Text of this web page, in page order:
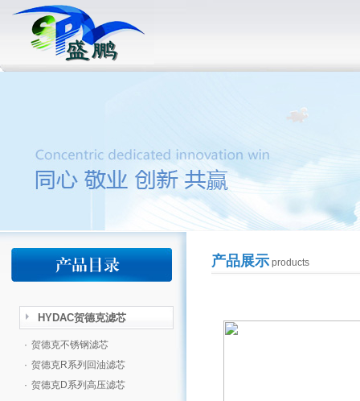
HYDAC贺德克滤芯
· 贺德克不锈钢滤芯
· 贺德克R系列回油滤芯
· 贺德克D系列高压滤芯
产品展示products